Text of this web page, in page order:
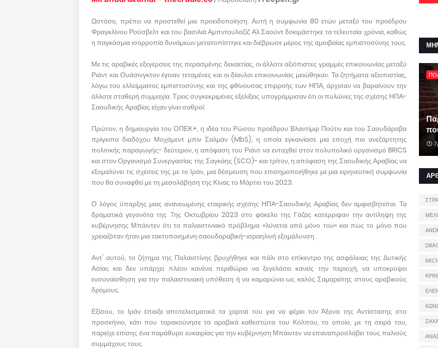
Ωστόσο, πρέπει να προστεθεί μια προειδοποίηση. Αυτή η συμφωνία 80 ετών μεταξύ του προέδρου
Φραγκλίνου Ρούσβελτ και του βασιλιά Αμπντουλαζίζ Αλ Σαούντ δοκιμάστηκε τα τελευταία χρόνια, καθώς
η παγκόσμια ισορροπία δυνάμεων μετατοπίστηκε και διέβρωσε μέρος της αμοιβαίας εμπιστοσύνης τους.
Με τις αραβικές εξεγέρσεις της περασμένης δεκαετίας, οι άλλοτε αξιόπιστες γραμμές επικοινωνίας μεταξύ
Ριάντ και Ουάσινγκτον έγιναν τεταμένες και οι δίαυλοι επικοινωνίας μειώθηκαν. Τα ζητήματα αξιοπιστίας,
λόγω του ελλείμματος εμπιστοσύνης και της φθίνουσας επιρροής των ΗΠΑ, άρχισαν να βαραίνουν την
άλλοτε σταθερή συμμαχία. Τρεις συγκεκριμένες εξελίξεις υπογράμμισαν ότι οι πυλώνες της σχέσης ΗΠΑ-
Σαουδικής Αραβίας είχαν γίνει σαθροί:
Πρώτον, η δημιουργία του ΟΠΕΚ+, η ιδέα του Ρώσου προέδρου Βλαντίμιρ Πούτιν και του Σαουδάραβα
πρίγκιπα διαδόχου Μοχάμεντ μπιν Σαλμάν (MbS), η οποία εγκαινίασε μια εποχή πιο ανεξάρτητης
πολιτικής παραγωγής- δεύτερον, η απόφαση του Ριάντ να ενταχθεί στον πολυπολικό οργανισμό BRICS
και στον Οργανισμό Συνεργασίας της Σαγκάης (SCO)- και τρίτον, η απόφαση της Σαουδικής Αραβίας να
εξομαλύνει τις σχέσεις της με το Ιράν, μια δέσμευση που επισημοποιήθηκε με μια ειρηνευτική συμφωνία
που θα συναφθεί με τη μεσολάβηση της Κίνας το Μάρτιο του 2023.
Ο λόγος ύπαρξης μιας ανανεωμένης εταιρικής σχέσης ΗΠΑ-Σαουδικής Αραβίας δεν αμφισβητείται. Τα
δραματικά γεγονότα της 7ης Οκτωβρίου 2023 στο φάκελο της Γάζας κατέρριψαν την αντίληψη της
κυβέρνησης Μπάιντεν ότι το παλαιστινιακό πρόβλημα «λύνεται από μόνο του» και πως το μόνο που
χρειαζόταν ήταν μια τακτοποιημένη σαουδαραβική-ισραηλινή εξομάλυνση.
Αντ' αυτού, το ζήτημα της Παλαιστίνης βρυχήθηκε και πάλι στο επίκεντρο της ασφάλειας της Δυτικής
Ασίας και δεν υπάρχει πλέον κανένα περιθώριο να ξεγελάσει κανείς την περιοχή, να υποκρύψει
ενσυναίσθηση για την παλαιστινιακή υπόθεση ή να καμαρώνει ως καλός Σαμαρείτης στους αραβικούς
δρόμους.
Εξίσου, το Ιράν έπαιξε αποτελεσματικά τα χαρτιά του για να φέρει τον Άξονα της Αντίστασης στο
προσκήνιο, κάτι που ταρακούνησε τα αραβικά καθεστώτα του Κόλπου, το οποίο, με τη σειρά του,
παρείχε επίσης ένα παράθυρο ευκαιρίας για την κυβέρνηση Μπάιντεν να επαναπροσλάβει τους παλιούς
συμμάχους τους.